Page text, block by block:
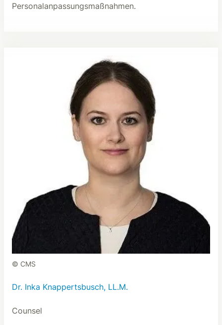
Personalanpassungsmaßnahmen.
© CMS
Dr. Inka Knappertsbusch, LL.M.
Counsel